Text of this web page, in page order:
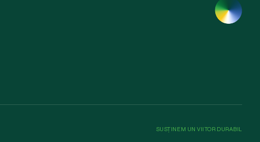
SUSȚINEM UN VIITOR DURABIL